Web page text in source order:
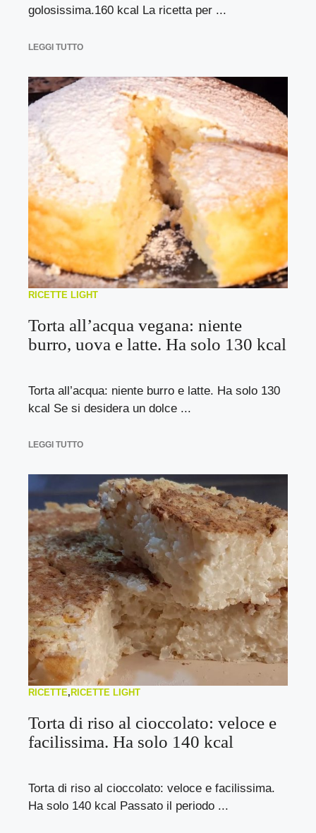
golosissima.160 kcal La ricetta per ...
LEGGI TUTTO
RICETTE LIGHT
Torta all’acqua vegana: niente
burro, uova e latte. Ha solo 130 kcal
Torta all’acqua: niente burro e latte. Ha solo 130
kcal Se si desidera un dolce ...
LEGGI TUTTO
RICETTE, RICETTE LIGHT
Torta di riso al cioccolato: veloce e
facilissima. Ha solo 140 kcal
Torta di riso al cioccolato: veloce e facilissima.
Ha solo 140 kcal Passato il periodo ...